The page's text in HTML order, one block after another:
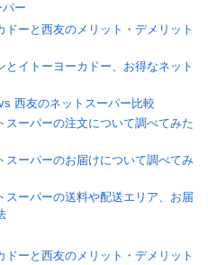
ー
ドーと西友のメリット・デメリット
とイトーヨーカドー、お得なネット
西友のネットスーパー比較
スーパーの注文について調べてみた
スーパーのお届けについて調べてみ
スーパーの送料や配送エリア、お届
ドーと西友のメリット・デメリット